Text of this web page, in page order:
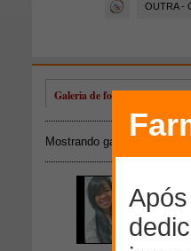
OUTRA -
Galeria de fotos de Laiz
Mostrando galeria de fotos: